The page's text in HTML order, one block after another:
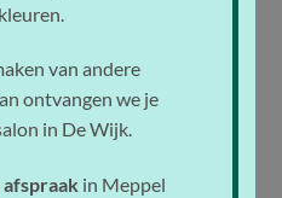
van andere
ontvangen we je
in De Wijk.
afspraak in Meppel